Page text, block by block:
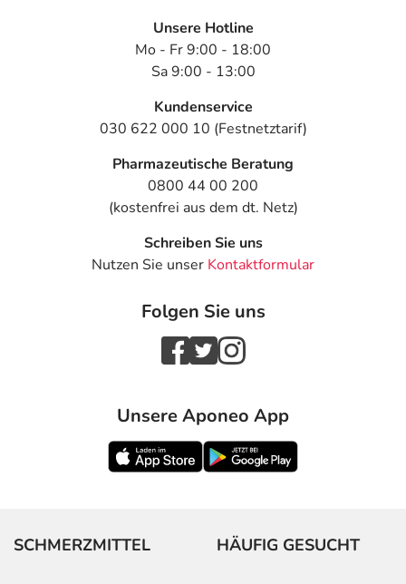
Unsere Hotline
Mo - Fr 9:00 - 18:00
Sa 9:00 - 13:00
Kundenservice
030 622 000 10 (Festnetztarif)
Pharmazeutische Beratung
0800 44 00 200
(kostenfrei aus dem dt. Netz)
Schreiben Sie uns
Nutzen Sie unser Kontaktformular
Folgen Sie uns
Unsere Aponeo App
SCHMERZMITTEL HÄUFIG GESUCHT